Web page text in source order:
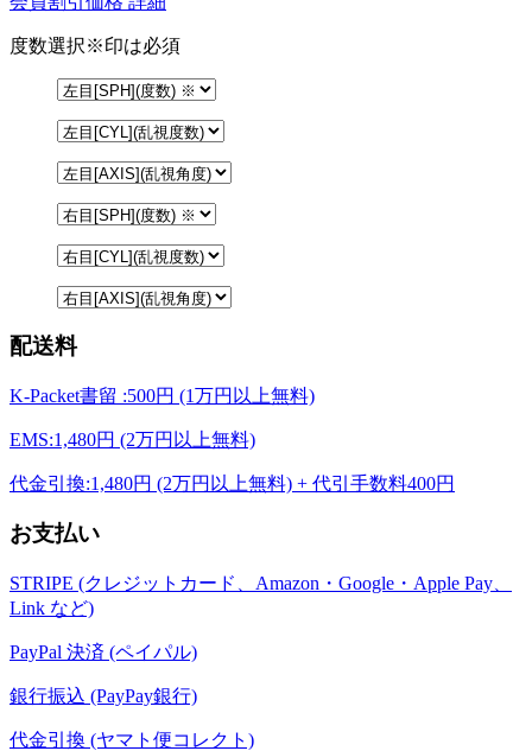
度数選択※印は必須
配送料
K-Packet書留 :500円 (1万円以上無料)
EMS:1,480円 (2万円以上無料)
代金引換:1,480円 (2万円以上無料) + 代引手数料400円
お支払い
STRIPE (クレジットカード、Amazon・Google・Apple Pay、
Link など)
PayPal 決済 (ペイパル)
銀行振込 (PayPay銀行)
代金引換 (ヤマト便コレクト)